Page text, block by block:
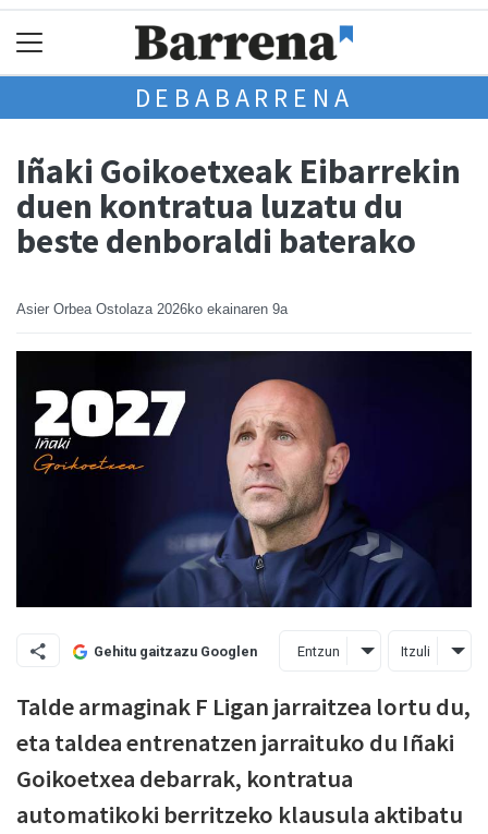
DEBABARRENA
Iñaki Goikoetxeak Eibarrekin
duen kontratua luzatu du
beste denboraldi baterako
Asier Orbea Ostolaza 2026ko ekainaren 9a
Gehitu gaitzazu Googlen Entzun Itzuli
Talde armaginak F Ligan jarraitzea lortu du,
eta taldea entrenatzen jarraituko du Iñaki
Goikoetxea debarrak, kontratua
automatikoki berritzeko klausula aktibatu